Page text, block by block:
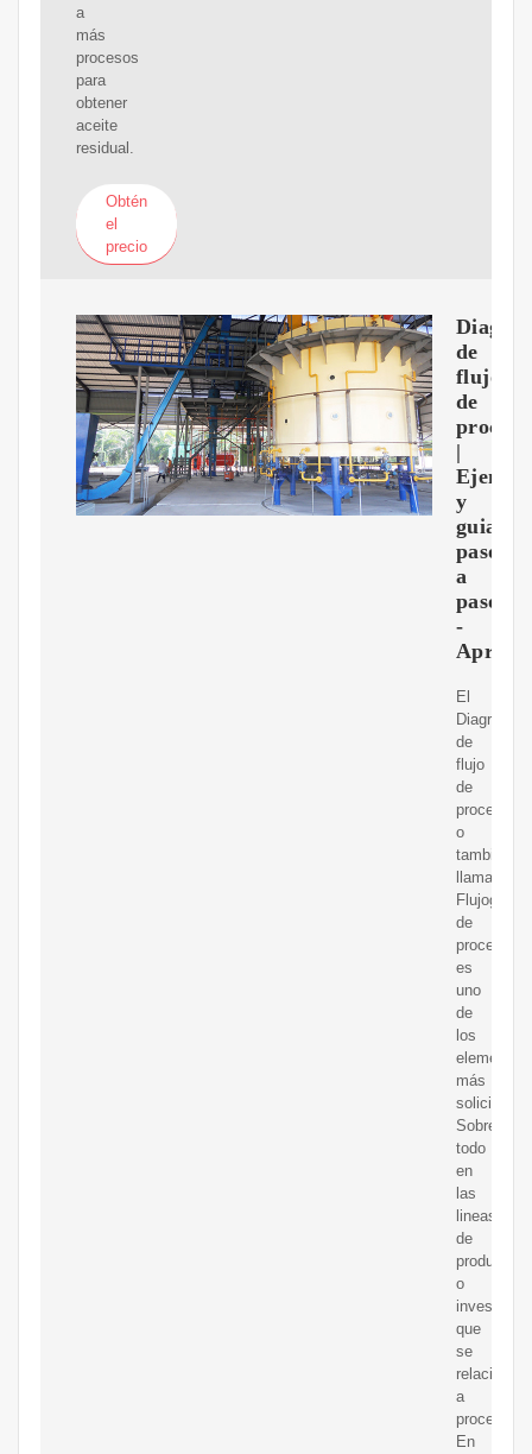
a
más
procesos
para
obtener
aceite
residual.
Obtén
el
precio
de
flujo
de
proceso
|
y
guia
paso
a
paso
-
El
Diagrama
de
flujo
de
proceso
o
también
llamado
Flujograma
de
proceso
es
uno
de
los
elementos
más
Sobre
todo
en
las
lineas
de
producción
o
que
se
relacionan
a
procesos.
En